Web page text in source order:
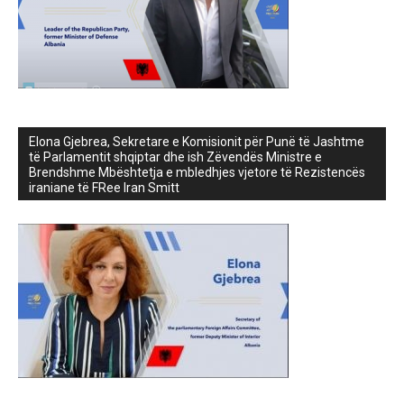
Elona Gjebrea, Sekretare e Komisionit për Punë të Jashtme
të Parlamentit shqiptar dhe ish Zëvendës Ministre e
Brendshme Mbështetja e mbledhjes vjetore të Rezistencës
iraniane të FRee Iran Smitt